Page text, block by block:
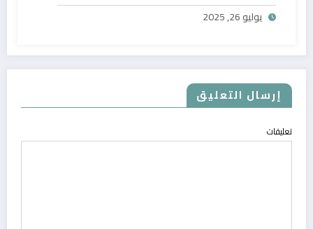
يوليو 26, 2025
إرسال التعليق
تعليقات